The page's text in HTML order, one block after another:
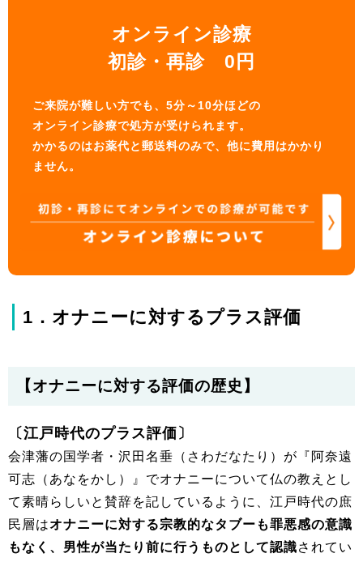
オンライン診療
初診・再診 0円
ご来院が難しい方でも、5分～10分ほどの
オンライン診療で処方が受けられます。
かかるのはお薬代と郵送料のみで、他に費用はかかり
ません。
1．オナニーに対するプラス評価
【オナニーに対する評価の歴史】
〔江戸時代のプラス評価〕
会津藩の国学者・沢田名垂（さわだなたり）が『阿奈遠
可志（あなをかし）』でオナニーについて仏の教えとし
て素晴らしいと賛辞を記しているように、江戸時代の庶
民層はオナニーに対する宗教的なタブーも罪悪感の意識
もなく、男性が当たり前に行うものとして認識されてい